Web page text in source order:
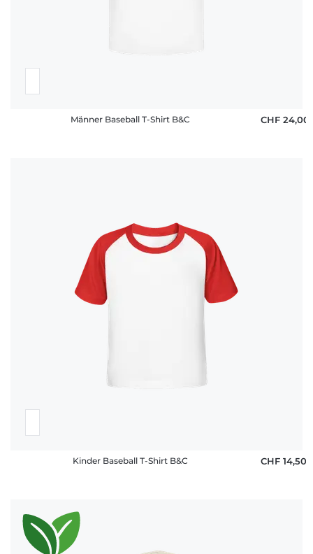
Männer Baseball T-Shirt B&C CHF 24,00
Kinder Baseball T-Shirt B&C CHF 14,50